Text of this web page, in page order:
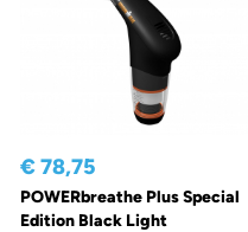
€ 78,75
POWERbreathe Plus Special
Edition Black Light